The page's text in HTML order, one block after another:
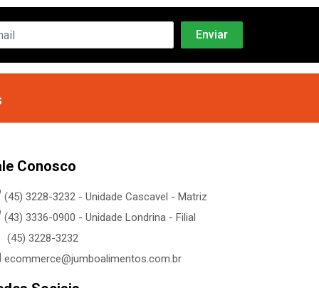
Conosco
(45) 3228-3232 - Unidade Cascavel - Matriz
(43) 3336-0900 - Unidade Londrina - Filial
(45) 3228-3232
ecommerce@jumboalimentos.com.br